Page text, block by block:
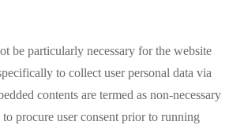
be particularly necessary for the website
to collect user personal data via
contents are termed as non-necessary
procure user consent prior to running